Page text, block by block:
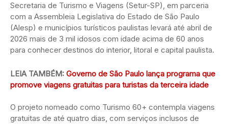
Secretaria de Turismo e Viagens (Setur-SP), em parceria
com a Assembleia Legislativa do Estado de São Paulo
(Alesp) e municípios turísticos paulistas levará até abril de
2026 mais de 3 mil idosos com idade acima de 60 anos
para conhecer destinos do interior, litoral e capital paulista.
LEIA TAMBÉM: Governo de São Paulo lança programa que
promove viagens gratuitas para turistas da terceira idade
O projeto nomeado como Turismo 60+ contempla viagens
gratuitas de até quatro dias, com serviços inclusos de